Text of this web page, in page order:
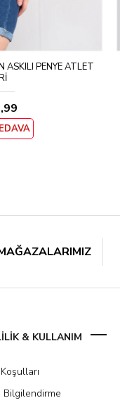
ASKILI PENYE ATLET
& KULLANIM
Bilgilendirme